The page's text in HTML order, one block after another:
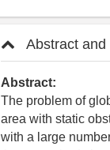
Abstract
Abstract:
The problem of
area with static
with a large